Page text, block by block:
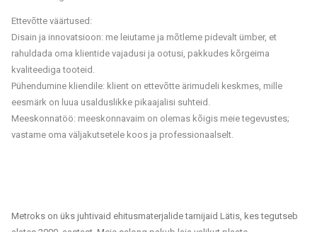
Ettevõtte väärtused:
Disain ja innovatsioon: me leiutame ja mõtleme pidevalt ümber, et
rahuldada oma klientide vajadusi ja ootusi, pakkudes kõrgeima
kvaliteediga tooteid.
Pühendumine kliendile: klient on ettevõtte ärimudeli keskmes, mille
eesmärk on luua usalduslikke pikaajalisi suhteid.
Meeskonnatöö: meeskonnavaim on olemas kõigis meie tegevustes;
vastame oma väljakutsetele koos ja professionaalselt.
Metroks on üks juhtivaid ehitusmaterjalide tarnijaid Lätis, kes tegutseb
alates 2000. aastast. Meie salong pakub laia valikut plaate,